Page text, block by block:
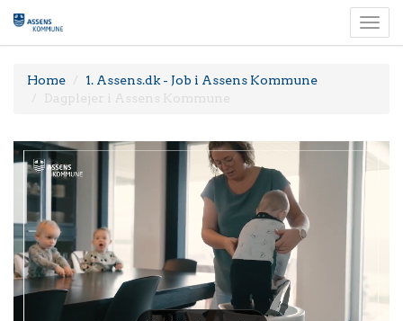
Home
1. Assens.dk - Job i Assens Kommune
Dagplejer i Assens Kommune